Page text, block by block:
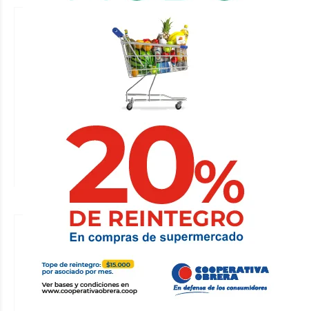
Humberto Primo convoca a
Asamblea Ordinaria
CLUB DEPORTIVO 9 DE JULIO DE HUMBERTO PRIMO
Contenido patrocinado
31 de julio de 2026